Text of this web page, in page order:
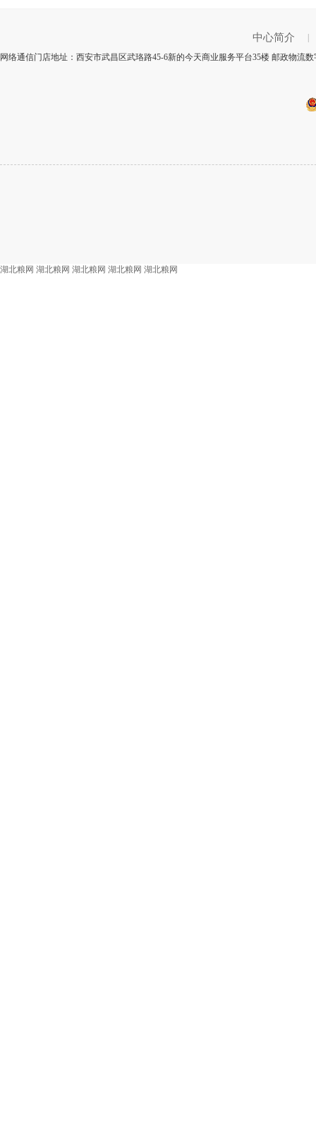
中心简介
网络通信门店地址：西安市武昌区武珞路45-6新的今天商业服务平台35楼 邮政物流
湖北粮网 湖北粮网 湖北粮网 湖北粮网 湖北粮网